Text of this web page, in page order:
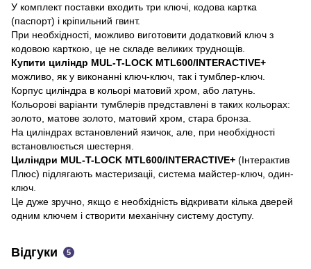
У комплект поставки входить три ключі, кодова картка
(паспорт) і кріпильний гвинт.
При необхідності, можливо виготовити додатковий ключ з
кодовою карткою, це не складе великих труднощів.
Купити циліндр MUL-T-LOCK MTL600/INTERACTIVE+
можливо, як у виконанні ключ-ключ, так і тумблер-ключ.
Корпус циліндра в кольорі матовий хром, або латунь.
Кольорові варіанти тумблерів представлені в таких кольорах:
золото, матове золото, матовий хром, стара бронза.
На циліндрах встановлений язичок, але, при необхідності
встановлюється шестерня.
Циліндри MUL-T-LOCK MTL600/INTERACTIVE+ (Інтерактив
Плюс) підлягають мастеризаціі, система майстер-ключ, один-
ключ.
Це дуже зручно, якщо є необхідність відкривати кілька дверей
одним ключем і створити механічну систему доступу.
Відгуки 5